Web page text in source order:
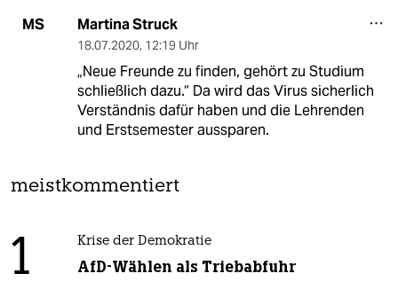
MS Martina Struck
18.07.2020, 12:19 Uhr
„Neue Freunde zu finden, gehört zu Studium
schließlich dazu.“ Da wird das Virus sicherlich
Verständnis dafür haben und die Lehrenden
und Erstsemester aussparen.
meistkommentiert
1 Krise der Demokratie
AfD-Wählen als Triebabfuhr